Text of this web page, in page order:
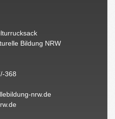
Bildung NRW
368
nrw.de